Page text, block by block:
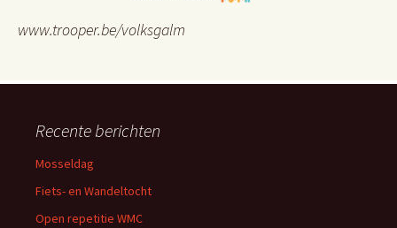
www.trooper.be/volksgalm
Recente berichten
Mosseldag
Fiets- en Wandeltocht
Open repetitie WMC